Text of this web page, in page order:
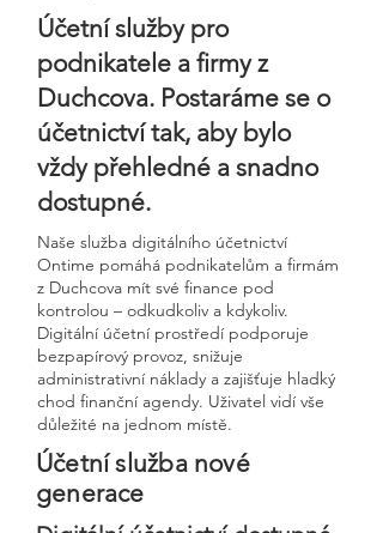
Účetní služby pro
podnikatele a firmy z
Duchcova. Postaráme se o
účetnictví tak, aby bylo
vždy přehledné a snadno
dostupné.
Naše služba digitálního účetnictví
Ontime pomáhá podnikatelům a firmám
z Duchcova mít své finance pod
kontrolou – odkudkoliv a kdykoliv.
Digitální účetní prostředí podporuje
bezpapírový provoz, snižuje
administrativní náklady a zajišťuje hladký
chod finanční agendy. Uživatel vidí vše
důležité na jednom místě.
Účetní služba nové
generace